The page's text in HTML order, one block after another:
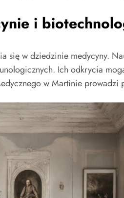
i
się w dziedzinie medycyny.
Ich odkrycia
w Martinie